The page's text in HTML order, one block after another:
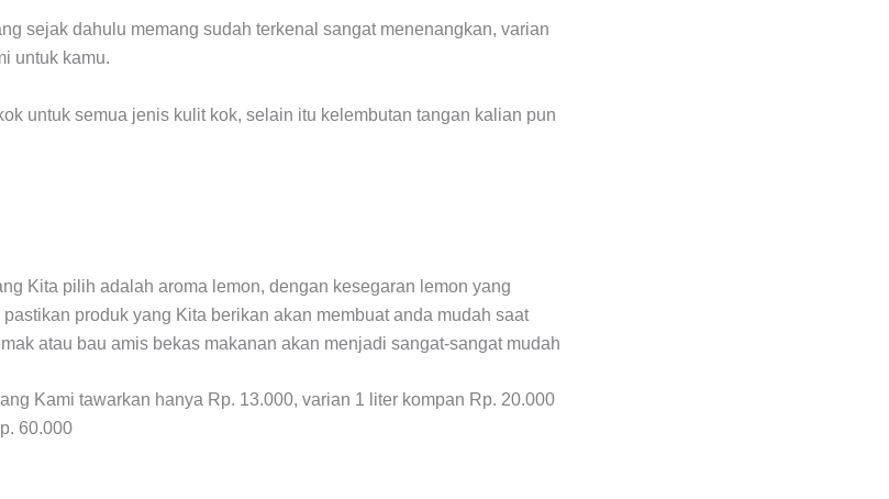
sejak dahulu memang sudah terkenal sangat menenangkan, varian
untuk kamu.
untuk semua jenis kulit kok, selain itu kelembutan tangan kalian pun
Kita pilih adalah aroma lemon, dengan kesegaran lemon yang
produk yang Kita berikan akan membuat anda mudah saat
atau bau amis bekas makanan akan menjadi sangat-sangat mudah
Kami tawarkan hanya Rp. 13.000, varian 1 liter kompan Rp. 20.000
60.000